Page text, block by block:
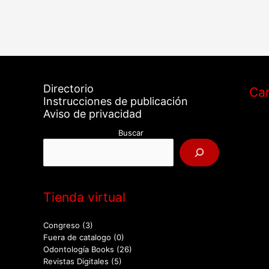
Directorio
Instrucciones de publicación
Aviso de privacidad
Buscar
Tienda virtual
Congreso (3)
Fuera de catalogo (0)
Odontología Books (26)
Revistas Digitales (5)